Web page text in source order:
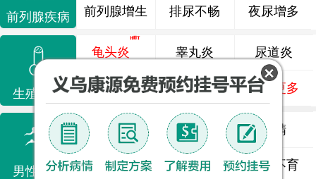
前列腺疾病 前列腺增生 排尿不畅 夜尿增多
生殖感染
龟头炎 睾丸炎 尿道炎
尿相关 泌尿感染 了解更多
男性不育
死精 少精 弱精
精液异常 精子畸形 男性不育